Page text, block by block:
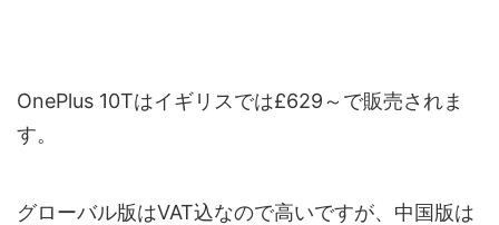
OnePlus 10Tはイギリスでは£629～で販売されま
す。
グローバル版はVAT込なので高いですが、中国版は